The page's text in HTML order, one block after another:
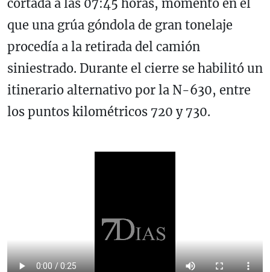
cortada a las 07:45 horas, momento en el
que una grúa góndola de gran tonelaje
procedía a la retirada del camión
siniestrado. Durante el cierre se habilitó un
itinerario alternativo por la N-630, entre
los puntos kilométricos 720 y 730.